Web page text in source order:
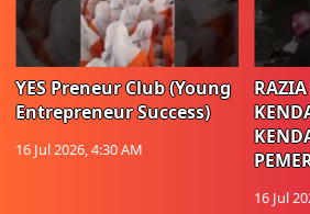
YES Preneur Club (Young
Entrepreneur Success)
16 Jul 2026, 4:30 AM
RAZIA
16 Jul